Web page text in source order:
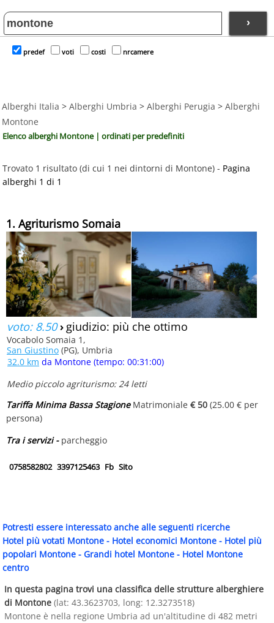
›
predef voti costi nrcamere
Alberghi Italia > Alberghi Umbria > Alberghi Perugia > Alberghi
Montone
Elenco alberghi Montone | ordinati per predefiniti
Trovato 1 risultato (di cui 1 nei dintorni di Montone) - Pagina
alberghi 1 di 1
1. Agriturismo Somaia
voto: 8.50› giudizio: più che ottimo
Vocabolo Somaia 1,
San Giustino (PG), Umbria
32.0 km da Montone (tempo: 00:31:00)
Medio piccolo agriturismo: 24 letti
Tariffa Minima Bassa StagioneMatrimoniale € 50 (25.00 € per
persona)
Tra i servizi - parcheggio
0758582802 3397125463 Fb Sito
Potresti essere interessato anche alle seguenti ricerche
Hotel più votati Montone - Hotel economici Montone - Hotel più
popolari Montone - Grandi hotel Montone - Hotel Montone
centro
In questa pagina trovi una classifica delle strutture alberghiere
di Montone (lat: 43.3623703, long: 12.3273518)
Montone è nella regione Umbria ad un'altitudine di 482 metri